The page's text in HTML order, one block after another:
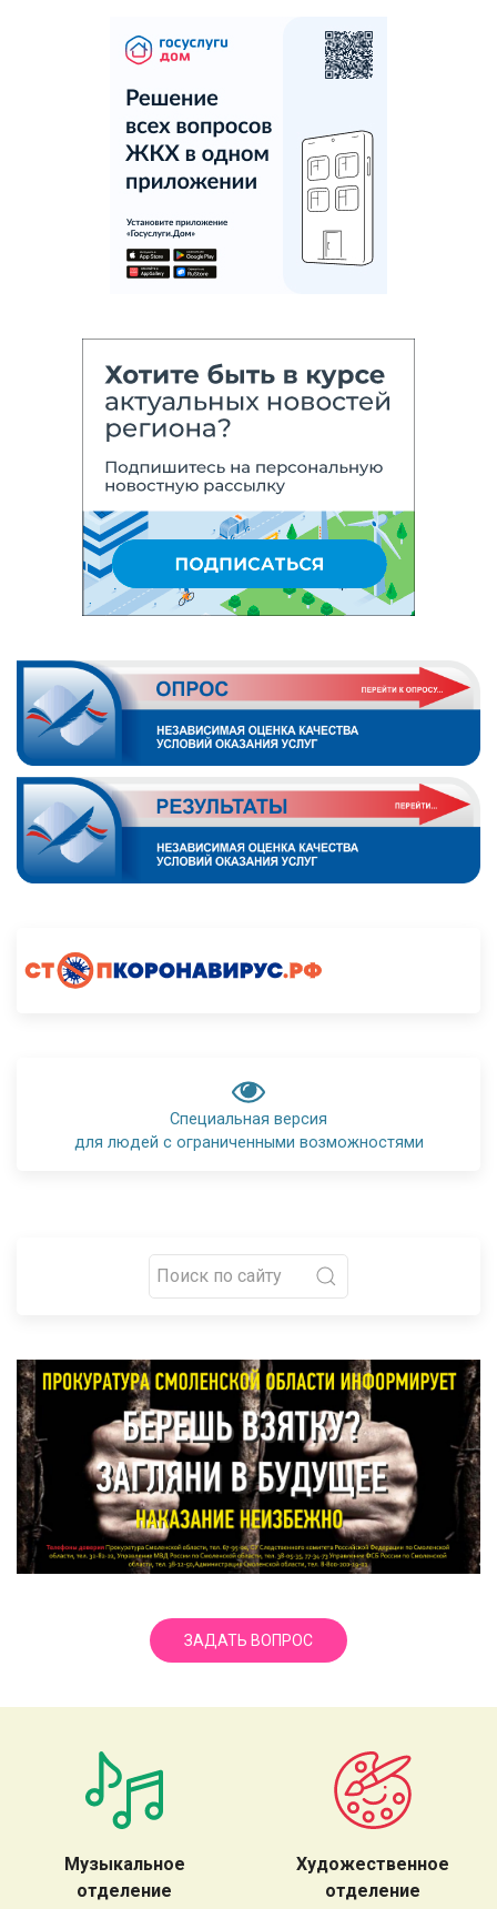
Специальная версия
для людей с ограниченными возможностями
ЗАДАТЬ ВОПРОС
Музыкальное
отделение
Художественное
отделение